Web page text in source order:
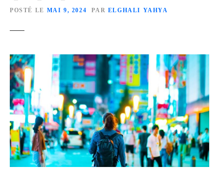
POSTÉ LE MAI 9, 2024 PAR ELGHALI YAHYA